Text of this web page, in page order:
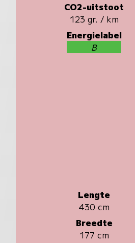
CO2-uitstoot
123 gr. / km
Energielabel
B
Lengte
430 cm
Breedte
177 cm